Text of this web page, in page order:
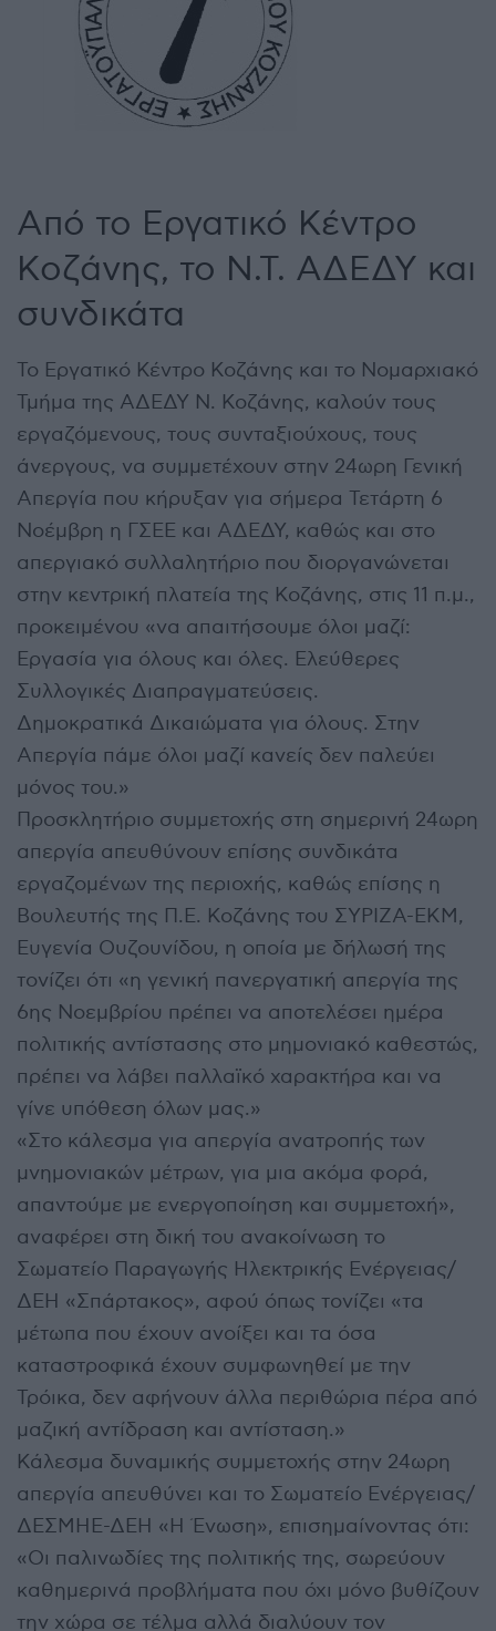
Από το Εργατικό Κέντρο
Κοζάνης, το Ν.Τ. ΑΔΕΔΥ και
συνδικάτα
Το Εργατικό Κέντρο Κοζάνης και το Νομαρχιακό
Τμήμα της ΑΔΕΔΥ Ν. Κοζάνης, καλούν τους
εργαζόμενους, τους συνταξιούχους, τους
άνεργους, να συμμετέχουν στην 24ωρη Γενική
Απεργία που κήρυξαν για σήμερα Τετάρτη 6
Νοέμβρη η ΓΣΕΕ και ΑΔΕΔΥ, καθώς και στο
απεργιακό συλλαλητήριο που διοργανώνεται
στην κεντρική πλατεία της Κοζάνης, στις 11 π.μ.,
προκειμένου «να απαιτήσουμε όλοι μαζί:
Εργασία για όλους και όλες. Ελεύθερες
Συλλογικές Διαπραγματεύσεις.
Δημοκρατικά Δικαιώματα για όλους. Στην
Απεργία πάμε όλοι μαζί κανείς δεν παλεύει
μόνος του.»
Προσκλητήριο συμμετοχής στη σημερινή 24ωρη
απεργία απευθύνουν επίσης συνδικάτα
εργαζομένων της περιοχής, καθώς επίσης η
Βουλευτής της Π.Ε. Κοζάνης του ΣΥΡΙΖΑ-ΕΚΜ,
Ευγενία Ουζουνίδου, η οποία με δήλωσή της
τονίζει ότι «η γενική πανεργατική απεργία της
6ης Νοεμβρίου πρέπει να αποτελέσει ημέρα
πολιτικής αντίστασης στο μημονιακό καθεστώς,
πρέπει να λάβει παλλαϊκό χαρακτήρα και να
γίνε υπόθεση όλων μας.»
«Στο κάλεσμα για απεργία ανατροπής των
μνημονιακών μέτρων, για μια ακόμα φορά,
απαντούμε με ενεργοποίηση και συμμετοχή»,
αναφέρει στη δική του ανακοίνωση το
Σωματείο Παραγωγής Ηλεκτρικής Ενέργειας/
ΔΕΗ «Σπάρτακος», αφού όπως τονίζει «τα
μέτωπα που έχουν ανοίξει και τα όσα
καταστροφικά έχουν συμφωνηθεί με την
Τρόικα, δεν αφήνουν άλλα περιθώρια πέρα από
μαζική αντίδραση και αντίσταση.»
Κάλεσμα δυναμικής συμμετοχής στην 24ωρη
απεργία απευθύνει και το Σωματείο Ενέργειας/
ΔΕΣΜΗΕ-ΔΕΗ «Η Ένωση», επισημαίνοντας ότι:
«Οι παλινωδίες της πολιτικής της, σωρεύουν
καθημερινά προβλήματα που όχι μόνο βυθίζουν
την χώρα σε τέλμα αλλά διαλύουν τον